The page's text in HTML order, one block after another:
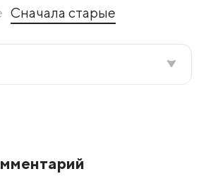
Сначала старые